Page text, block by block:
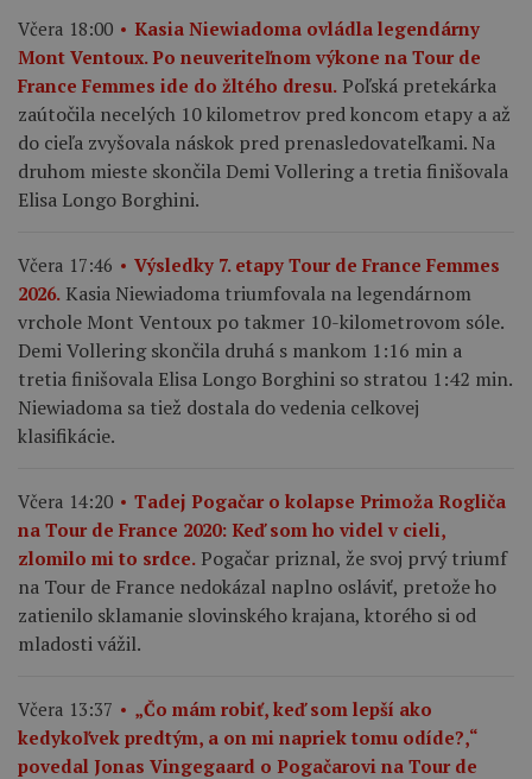
Včera 18:00
Kasia Niewiadoma ovládla legendárny
Mont Ventoux. Po neuveriteľnom výkone na Tour de
France Femmes ide do žltého dresu. Poľská pretekárka
zaútočila necelých 10 kilometrov pred koncom etapy a až
do cieľa zvyšovala náskok pred prenasledovateľkami. Na
druhom mieste skončila Demi Vollering a tretia finišovala
Elisa Longo Borghini.
Včera 17:46
Výsledky 7. etapy Tour de France Femmes
2026. Kasia Niewiadoma triumfovala na legendárnom
vrchole Mont Ventoux po takmer 10-kilometrovom sóle.
Demi Vollering skončila druhá s mankom 1:16 min a
tretia finišovala Elisa Longo Borghini so stratou 1:42 min.
Niewiadoma sa tiež dostala do vedenia celkovej
klasifikácie.
Včera 14:20
Tadej Pogačar o kolapse Primoža Rogliča
na Tour de France 2020: Keď som ho videl v cieli,
zlomilo mi to srdce. Pogačar priznal, že svoj prvý triumf
na Tour de France nedokázal naplno osláviť, pretože ho
zatienilo sklamanie slovinského krajana, ktorého si od
mladosti vážil.
Včera 13:37
„Čo mám robiť, keď som lepší ako
kedykoľvek predtým, a on mi napriek tomu odíde?,“
povedal Jonas Vingegaard o Pogačarovi na Tour de